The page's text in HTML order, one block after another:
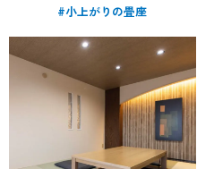
#小上がりの畳座